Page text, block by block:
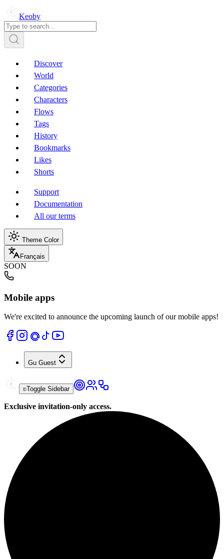
Keoby
Discover
World
Categories
Characters
Flows
Tags
History
Bookmarks
Likes
Shorts
Support
Documentation
All our terms
Theme Color
Français
SOON
Mobile apps
We're excited to announce the upcoming launch of our mobile apps!
Gu Guest
Toggle Sidebar
Exclusive invitation-only access.